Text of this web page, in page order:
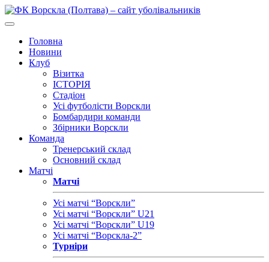
Головна
Новини
Клуб
Візитка
ІСТОРІЯ
Стадіон
Усі футболісти Ворскли
Бомбардири команди
Збірники Ворскли
Команда
Тренерський склад
Основний склад
Матчі
Матчі
Усі матчі “Ворскли”
Усі матчі “Ворскли” U21
Усі матчі “Ворскли” U19
Усі матчі “Ворскла-2”
Турніри